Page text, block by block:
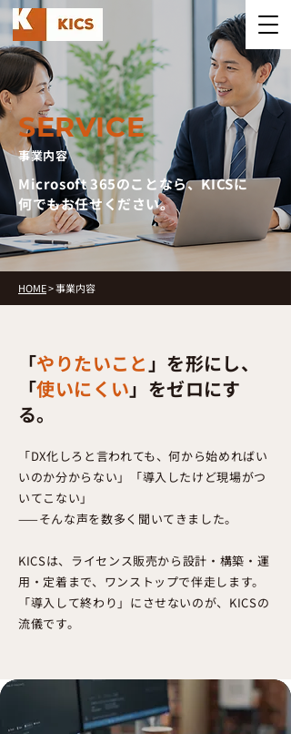
SERVICE
事業内容
Microsoft 365のことなら、KICSに
何でもお任せください。
HOME> 事業内容
「やりたいこと」を形にし、
「使いにくい」をゼロにす
る。
「DX化しろと言われても、何から始めればい
いのか分からない」「導入したけど現場がつ
いてこない」
——そんな声を数多く聞いてきました。
KICSは、ライセンス販売から設計・構築・運
用・定着まで、ワンストップで伴走します。
「導入して終わり」にさせないのが、KICSの
流儀です。